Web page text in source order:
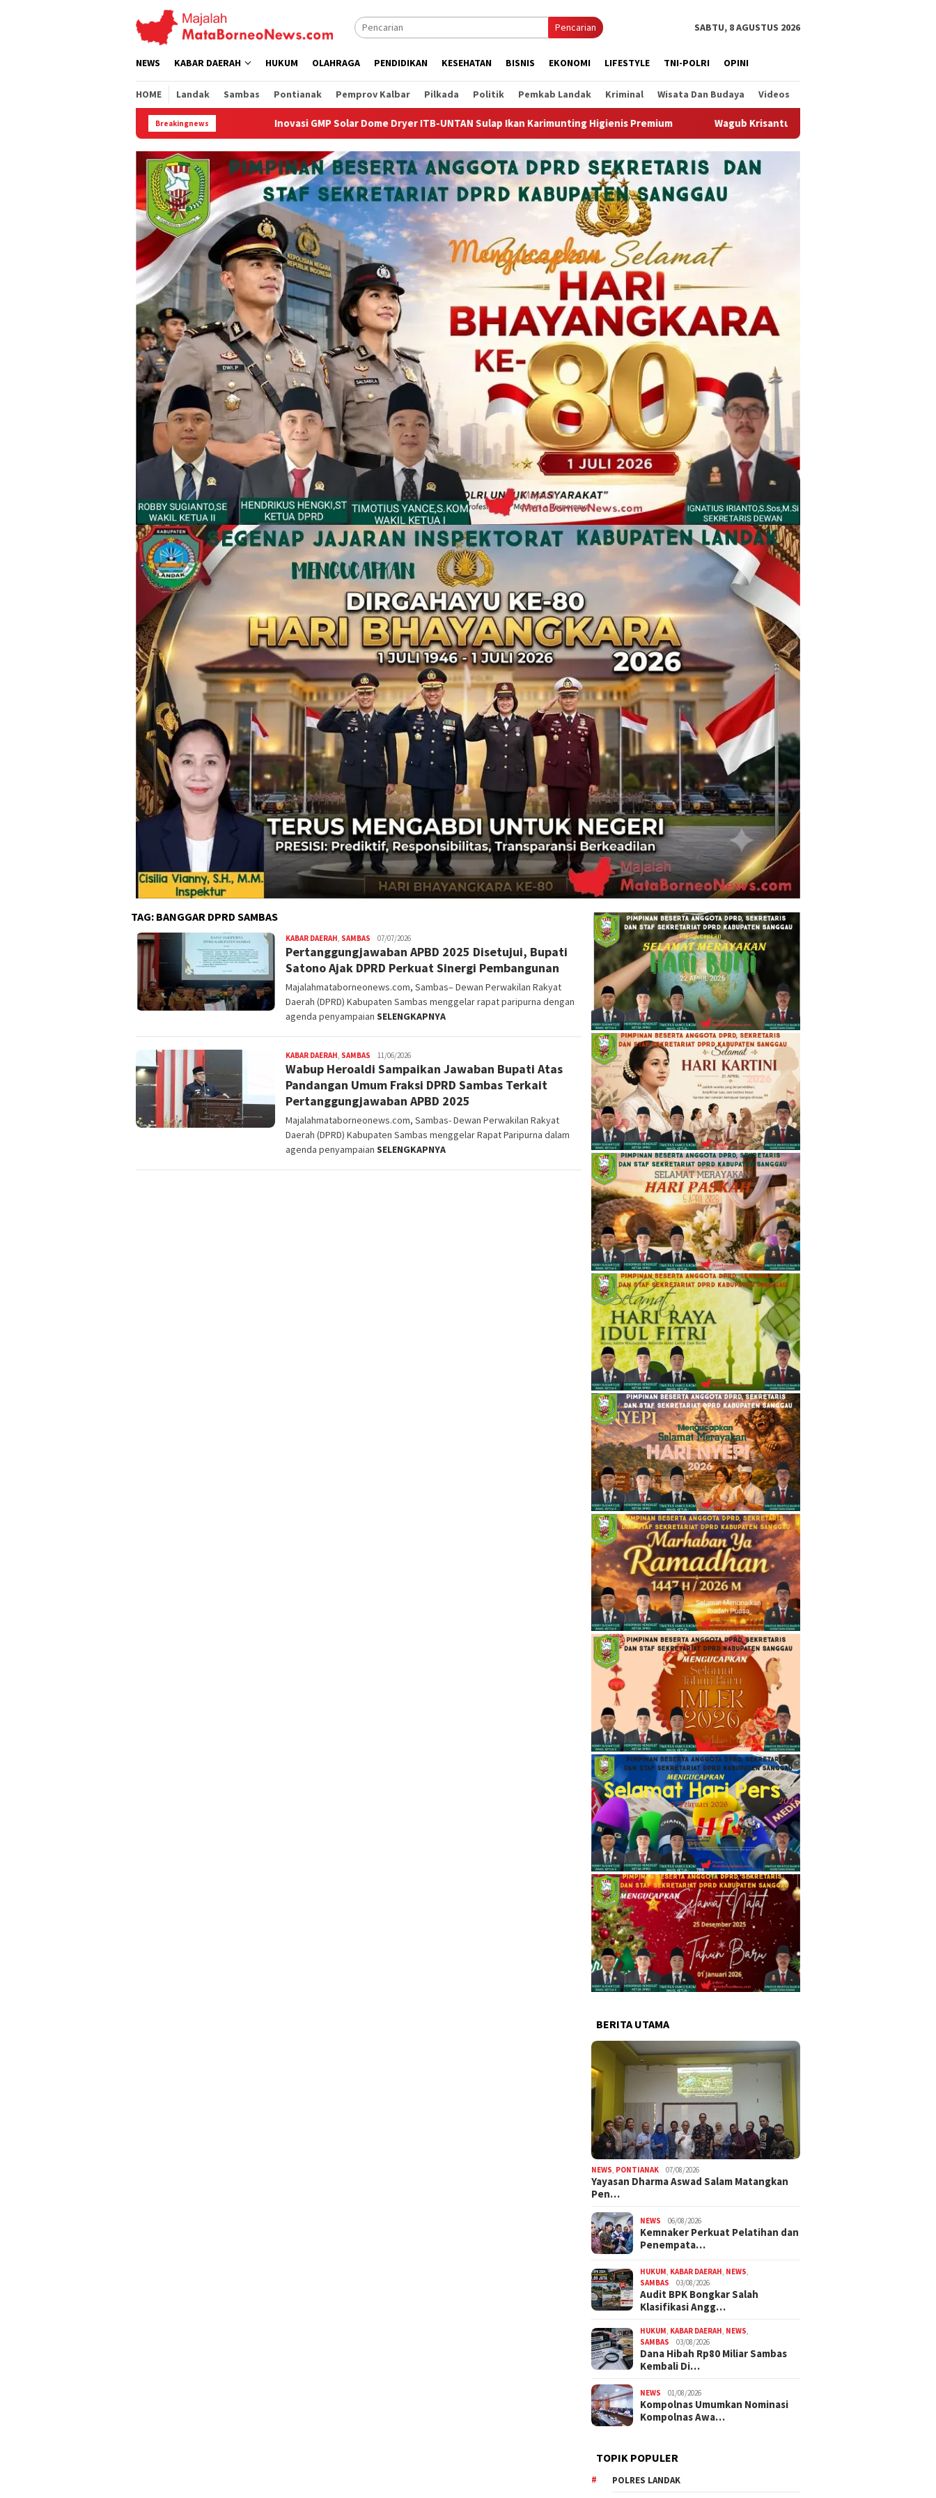
Pencarian SABTU, 8 AGUSTUS 2026
NEWS KABAR DAERAH HUKUM OLAHRAGA PENDIDIKAN KESEHATAN BISNIS EKONOMI LIFESTYLE TNI-POLRI OPINI
HOME Landak Sambas Pontianak Pemprov Kalbar Pilkada Politik Pemkab Landak Kriminal Wisata Dan Budaya Videos
Breakingnews
Inovasi GMP Solar Dome Dryer ITB-UNTAN Sulap Ikan Karimunting Higienis Premium Wagub Krisantus Kedatangan Kepala Staf Kepresidenan, Tegaskan
TAG: BANGGAR DPRD SAMBAS
KABAR DAERAH, SAMBAS Nopriyanto
07/07/2026
Pertanggungjawaban APBD 2025 Disetujui, Bupati
Satono Ajak DPRD Perkuat Sinergi Pembangunan
Majalahmataborneonews.com, Sambas– Dewan Perwakilan Rakyat
Daerah (DPRD) Kabupaten Sambas menggelar rapat paripurna dengan
agenda penyampaian SELENGKAPNYA
KABAR DAERAH, SAMBAS Nopriyanto
11/06/2026
Wabup Heroaldi Sampaikan Jawaban Bupati Atas
Pandangan Umum Fraksi DPRD Sambas Terkait
Pertanggungjawaban APBD 2025
Majalahmataborneonews.com, Sambas- Dewan Perwakilan Rakyat
Daerah (DPRD) Kabupaten Sambas menggelar Rapat Paripurna dalam
agenda penyampaian SELENGKAPNYA
BERITA UTAMA
NEWS PONTIANAK 07/08/2026
Yayasan Dharma Aswad Salam Matangkan
Pen…
NEWS 06/08/2026
Kemnaker Perkuat Pelatihan dan
Penempata…
HUKUM KABAR DAERAH NEWS
SAMBAS
03/08/2026
Audit BPK Bongkar Salah
Klasifikasi Angg…
HUKUM KABAR DAERAH NEWS
SAMBAS
03/08/2026
Dana Hibah Rp80 Miliar Sambas
Kembali Di…
NEWS 01/08/2026
Kompolnas Umumkan Nominasi
Kompolnas Awa…
TOPIK POPULER
POLRES LANDAK